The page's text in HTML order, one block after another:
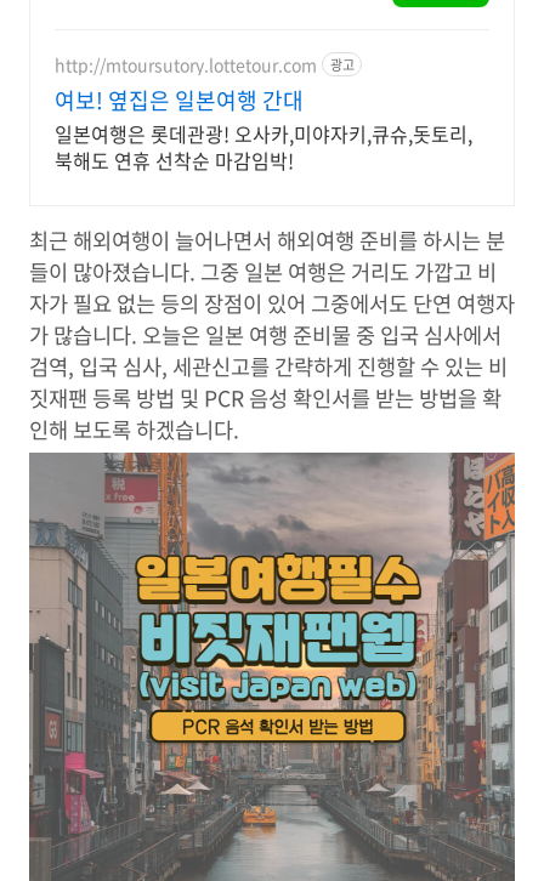
http://mtoursutory.lottetour.com 광고
여보! 옆집은 일본여행 간대
일본여행은 롯데관광! 오사카,미야자키,큐슈,돗토리,
북해도 연휴 선착순 마감임박!
최근 해외여행이 늘어나면서 해외여행 준비를 하시는 분
들이 많아졌습니다. 그중 일본 여행은 거리도 가깝고 비
자가 필요 없는 등의 장점이 있어 그중에서도 단연 여행자
가 많습니다. 오늘은 일본 여행 준비물 중 입국 심사에서
검역, 입국 심사, 세관신고를 간략하게 진행할 수 있는 비
짓재팬 등록 방법 및 PCR 음성 확인서를 받는 방법을 확
인해 보도록 하겠습니다.